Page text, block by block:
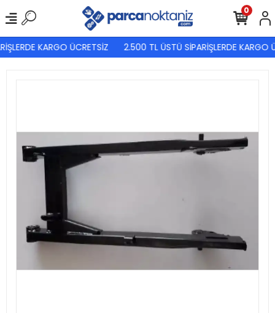
KARGO ÜCRETSİZ 2.500 TL ÜSTÜ SİPARİŞLERDE KARGO
0